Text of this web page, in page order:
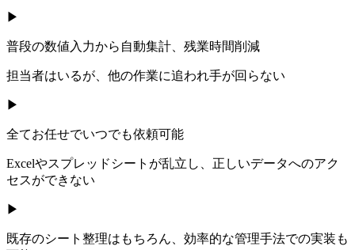
▶
普段の数値入力から自動集計、残業時間削減
担当者はいるが、他の作業に追われ手が回らない
▶
全てお任せでいつでも依頼可能
Excelやスプレッドシートが乱立し、正しいデータへのアク
セスができない
▶
既存のシート整理はもちろん、効率的な管理手法での実装も